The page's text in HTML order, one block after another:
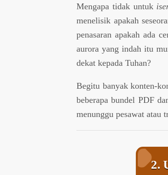
Mengapa tidak untuk
menelisik apakah
penasaran apakah ada
aurora yang indah itu
dekat kepada Tuhan?
Begitu banyak konten-
beberapa bundel PDF
menunggu pesawat atau
2.